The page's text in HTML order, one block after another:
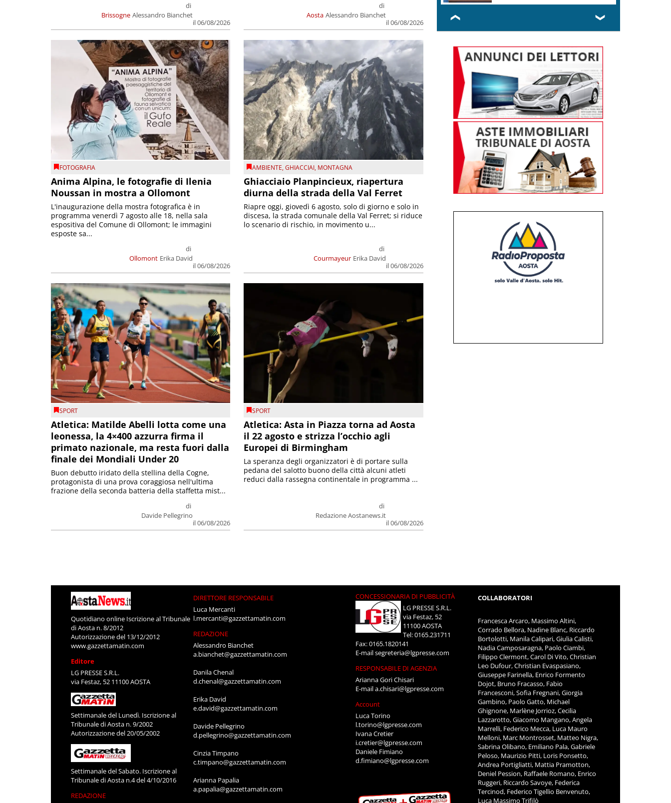
Brissogne
di
Alessandro Bianchet
il 06/08/2026
Aosta
di
Alessandro Bianchet
il 06/08/2026
FOTOGRAFIA
Anima Alpina, le fotografie di Ilenia
Noussan in mostra a Ollomont
Ollomont
di
Erika David
il 06/08/2026
L'inaugurazione della mostra fotografica è in
programma venerdì 7 agosto alle 18, nella sala
espositiva del Comune di Ollomont; le immagini
esposte sa...
AMBIENTE,GHIACCIAI, MONTAGNA
Ghiacciaio Planpincieux, riapertura
diurna della strada della Val Ferret
Courmayeur
di
Erika David
il 06/08/2026
Riapre oggi, giovedì 6 agosto, solo di giorno e solo in
discesa, la strada comunale della Val Ferret; si riduce
lo scenario di rischio, in movimento u...
SPORT
Atletica: Matilde Abelli lotta come una
leonessa, la 4×400 azzurra firma il
primato nazionale, ma resta fuori dalla
finale dei Mondiali Under 20
di
Davide Pellegrino
il 06/08/2026
Buon debutto iridato della stellina della Cogne,
protagonista di una prova coraggiosa nell'ultima
frazione della seconda batteria della staffetta mist...
SPORT
Atletica: Asta in Piazza torna ad Aosta
il 22 agosto e strizza l’occhio agli
Europei di Birmingham
di
Redazione Aostanews.it
il 06/08/2026
La speranza degli organizzatori è di portare sulla
pedana del salotto buono della città alcuni atleti
reduci dalla rassegna continentale in programma ...
❮ ❯
Quotidiano online Iscrizione al Tribunale
di Aosta n. 8/2012
Autorizzazione del 13/12/2012
www.gazzettamatin.com
Editore
LG PRESSE S.R.L.
via Festaz, 52 11100 AOSTA
Settimanale del Lunedì. Iscrizione al
Tribunale di Aosta n. 9/2002
Autorizzazione del 20/05/2002
Settimanale del Sabato. Iscrizione al
Tribunale di Aosta n.4 del 4/10/2016
REDAZIONE
DIRETTORE RESPONSABILE
Luca Mercanti
l.mercanti@gazzettamatin.com
REDAZIONE
Alessandro Bianchet
a.bianchet@gazzettamatin.com
Danila Chenal
d.chenal@gazzettamatin.com
Erika David
e.david@gazzettamatin.com
Davide Pellegrino
d.pellegrino@gazzettamatin.com
Cinzia Timpano
c.timpano@gazzettamatin.com
Arianna Papalia
a.papalia@gazzettamatin.com
CONCESSIONARIA DI PUBBLICITÀ
LG PRESSE S.R.L.
via Festaz, 52
11100 AOSTA
Tel: 0165.231711
Fax: 0165.1820141
E-mailsegreteria@lgpresse.com
RESPONSABILE DI AGENZIA
Arianna Gori Chisari
E-maila.chisari@lgpresse.com
Account
Luca Torino
l.torino@lgpresse.com
Ivana Cretier
i.cretier@lgpresse.com
Daniele Fimiano
d.fimiano@lgpresse.com
COLLABORATORI
Francesca Arcaro, Massimo Altini,
Corrado Bellora, Nadine Blanc, Riccardo
Bortolotti, Manila Calipari, Giulia Calisti,
Nadia Camposaragna, Paolo Ciambi,
Filippo Clermont, Carol Di Vito, Christian
Leo Dufour, Christian Evaspasiano,
Giuseppe Farinella, Enrico Formento
Dojot, Bruno Fracasso, Fabio
Francesconi, Sofia Fregnani, Giorgia
Gambino, Paolo Gatto, Michael
Ghignone, Marlène Jorrioz, Cecilia
Lazzarotto, Giacomo Mangano, Angela
Marrelli, Federico Mecca, Luca Mauro
Melloni, Marc Montrosset, Matteo Nigra,
Sabrina Olibano, Emiliano Pala, Gabriele
Peloso, Maurizio Pitti, Loris Ponsetto,
Andrea Portigliatti, Mattia Pramotton,
Deniel Pession, Raffaele Romano, Enrico
Ruggeri, Riccardo Savoye, Federica
Tercinod, Federico Tigellio Benvenuto,
Luca Massimo Trifilò